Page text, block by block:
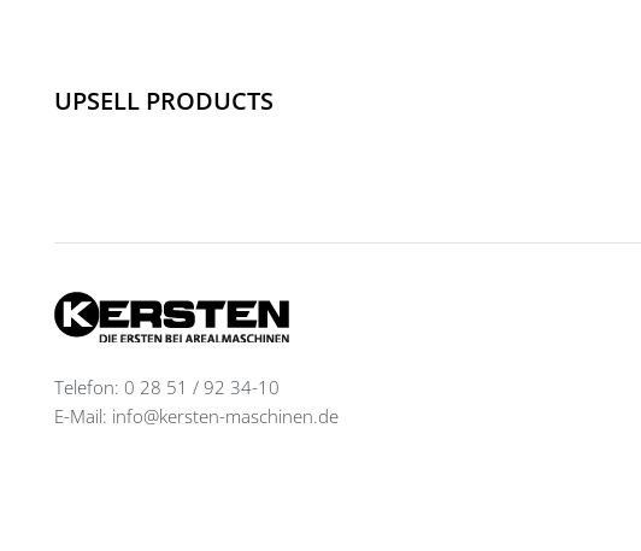
UPSELL PRODUCTS
Telefon: 0 28 51 / 92 34-10
E-Mail: info@kersten-maschinen.de